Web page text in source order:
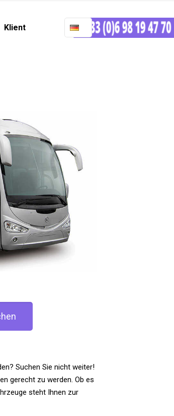
Klient
Suchen Sie nicht weiter!
gerecht zu werden. Ob es
steht Ihnen zur